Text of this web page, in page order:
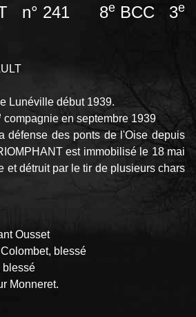
n° 241 8eBCC 3e
Lunéville début 1939.
compagnie en septembre 1939
défense des ponts de l'Oise depuis
est immobilisé le 18 mai
et détruit par le tir de plusieurs chars
Ousset
blessé
blessé
Monneret.